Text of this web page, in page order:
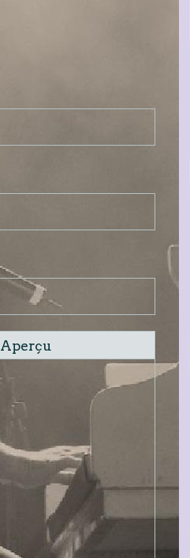
Aperçu